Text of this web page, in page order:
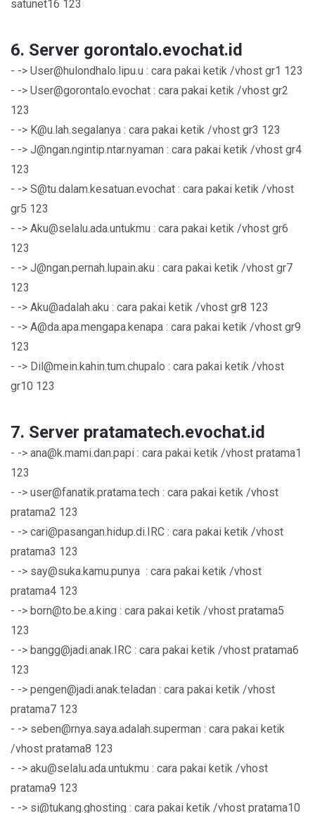
satunet16 123
6. Server gorontalo.evochat.id
- -> User@hulondhalo.lipu.u : cara pakai ketik /vhost gr1 123
- -> User@gorontalo.evochat : cara pakai ketik /vhost gr2
123
- -> K@u.lah.segalanya : cara pakai ketik /vhost gr3 123
- -> J@ngan.ngintip.ntar.nyaman : cara pakai ketik /vhost gr4
123
- -> S@tu.dalam.kesatuan.evochat : cara pakai ketik /vhost
gr5 123
- -> Aku@selalu.ada.untukmu : cara pakai ketik /vhost gr6
123
- -> J@ngan.pernah.lupain.aku : cara pakai ketik /vhost gr7
123
- -> Aku@adalah.aku : cara pakai ketik /vhost gr8 123
- -> A@da.apa.mengapa.kenapa : cara pakai ketik /vhost gr9
123
- -> Dil@mein.kahin.tum.chupalo : cara pakai ketik /vhost
gr10 123
7. Server pratamatech.evochat.id
- -> ana@k.mami.dan.papi : cara pakai ketik /vhost pratama1
123
- -> user@fanatik.pratama.tech : cara pakai ketik /vhost
pratama2 123
- -> cari@pasangan.hidup.di.IRC : cara pakai ketik /vhost
pratama3 123
- -> say@suka.kamu.punya : cara pakai ketik /vhost
pratama4 123
- -> born@to.be.a.king : cara pakai ketik /vhost pratama5
123
- -> bangg@jadi.anak.IRC : cara pakai ketik /vhost pratama6
123
- -> pengen@jadi.anak.teladan : cara pakai ketik /vhost
pratama7 123
- -> seben@rnya.saya.adalah.superman : cara pakai ketik
/vhost pratama8 123
- -> aku@selalu.ada.untukmu : cara pakai ketik /vhost
pratama9 123
- -> si@tukang.ghosting : cara pakai ketik /vhost pratama10